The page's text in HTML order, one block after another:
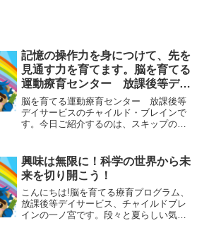
記憶の操作力を身につけて、先を
見通す力を育てます。脳を育てる
運動療育センター 放課後等デイ
サービスのチャイルド・ブレイン
脳を育てる運動療育センター 放課後等
デイサービスのチャイルド・ブレインで
す。今日ご紹介するのは、スキップの前
いきます。スキップと同じように一定の
リズムを維持して動くこと...
興味は無限に！科学の世界から未
来を切り開こう！
こんにちは!脳を育てる療育プログラム、
放課後等デイサービス、チャイルドブレ
インの一ノ宮です。段々と夏らしい気候